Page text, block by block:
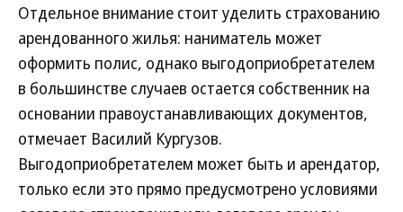
Отдельное внимание стоит уделить страхованию
арендованного жилья: наниматель может
оформить полис, однако выгодоприобретателем
в большинстве случаев остается собственник на
основании правоустанавливающих документов,
отмечает Василий Кургузов.
Выгодоприобретателем может быть и арендатор,
только если это прямо предусмотрено условиями